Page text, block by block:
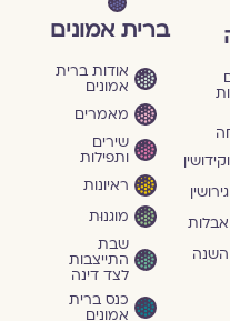
ברית אמונים
אודות ברית
אמונים
מאמרים
שירים
ותפילות
ראיונות
מוגנוּת
שבת
התייצבות
לצד דינה
כנס ברית
אמונים